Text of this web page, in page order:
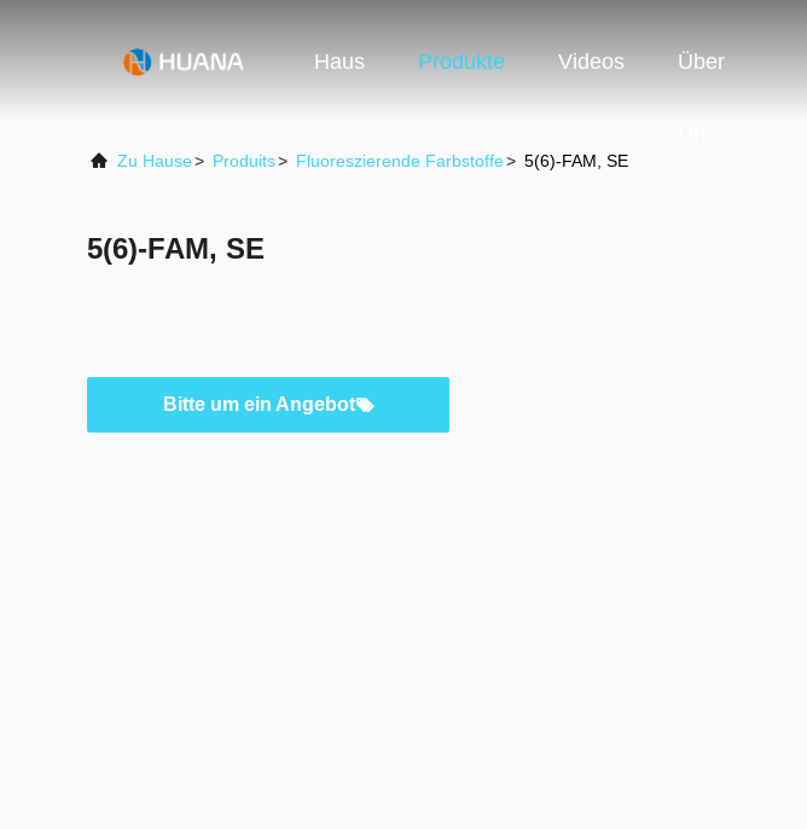
Haus Produkte Videos Über
Zu Hause> Produits> Fluoreszierende Farbstoffe> 5(6)-FAM, SE
5(6)-FAM, SE
Bitte um ein Angebot